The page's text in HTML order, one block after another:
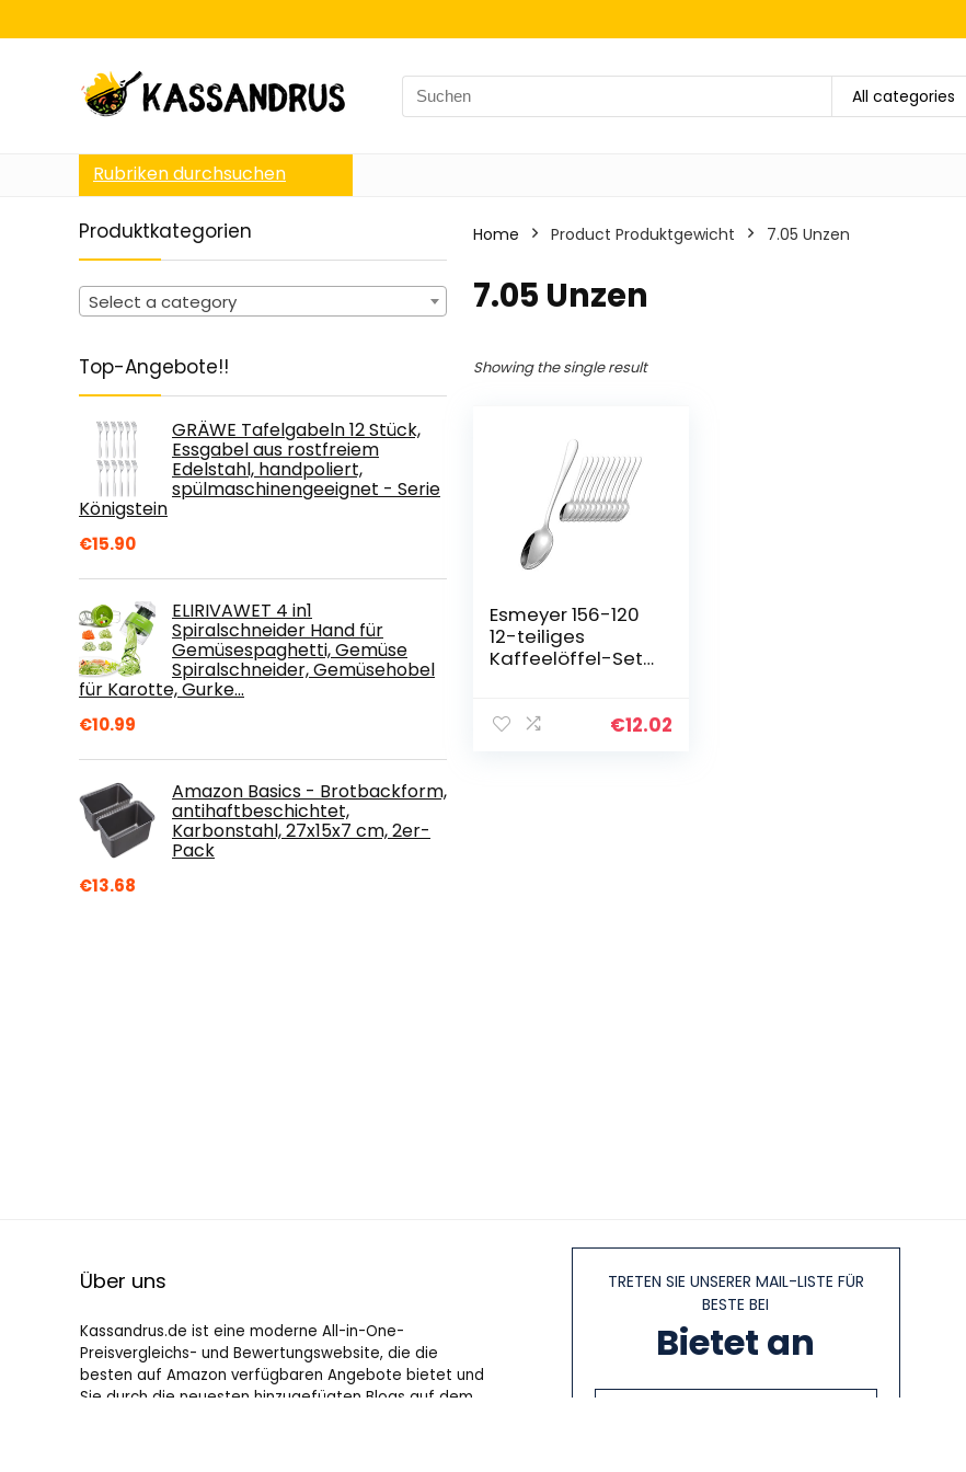
Search
for:
All categories
Rubriken durchsuchen
Produktkategorien
Select a category
Top-Angebote!!
GRÄWE Tafelgabeln 12 Stück,
Essgabel aus rostfreiem
Edelstahl, handpoliert,
spülmaschinengeeignet - Serie
Königstein
€15.90
ELIRIVAWET 4 in1
Spiralschneider Hand für
Gemüsespaghetti, Gemüse
Spiralschneider, Gemüsehobel
für Karotte, Gurke…
€10.99
Amazon Basics - Brotbackform,
antihaftbeschichtet,
Karbonstahl, 27x15x7 cm, 2er-
Pack
€13.68
Home Product Produktgewicht ‎7.05 Unzen
‎7.05 Unzen
Showing the single result
Esmeyer 156-120
12-teiliges
Kaffeelöffel-Set
poliert – der
€12.02
Über uns
Kassandrus.de ist eine moderne All-in-One-
Preisvergleichs- und Bewertungswebsite, die die
besten auf Amazon verfügbaren Angebote bietet und
Sie durch die neuesten hinzugefügten Blogs auf dem
TRETEN SIE UNSERER MAIL-LISTE FÜR
BESTE BEI
Bietet an